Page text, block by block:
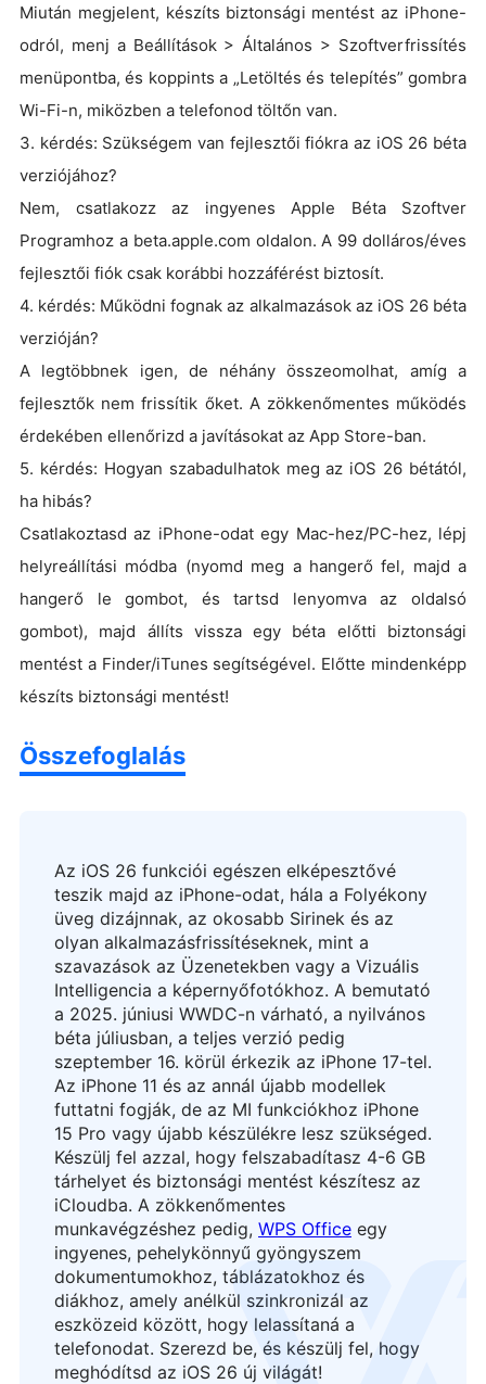
Miután megjelent, készíts biztonsági mentést az iPhone-
odról, menj a Beállítások > Általános > Szoftverfrissítés
menüpontba, és koppints a „Letöltés és telepítés” gombra
Wi-Fi-n, miközben a telefonod töltőn van.
3. kérdés: Szükségem van fejlesztői fiókra az iOS 26 béta
verziójához?
Nem, csatlakozz az ingyenes Apple Béta Szoftver
Programhoz a beta.apple.com oldalon. A 99 dolláros/éves
fejlesztői fiók csak korábbi hozzáférést biztosít.
4. kérdés: Működni fognak az alkalmazások az iOS 26 béta
verzióján?
A legtöbbnek igen, de néhány összeomolhat, amíg a
fejlesztők nem frissítik őket. A zökkenőmentes működés
érdekében ellenőrizd a javításokat az App Store-ban.
5. kérdés: Hogyan szabadulhatok meg az iOS 26 bétától,
ha hibás?
Csatlakoztasd az iPhone-odat egy Mac-hez/PC-hez, lépj
helyreállítási módba (nyomd meg a hangerő fel, majd a
hangerő le gombot, és tartsd lenyomva az oldalsó
gombot), majd állíts vissza egy béta előtti biztonsági
mentést a Finder/iTunes segítségével. Előtte mindenképp
készíts biztonsági mentést!
Összefoglalás
Az iOS 26 funkciói egészen elképesztővé
teszik majd az iPhone-odat, hála a Folyékony
üveg dizájnnak, az okosabb Sirinek és az
olyan alkalmazásfrissítéseknek, mint a
szavazások az Üzenetekben vagy a Vizuális
Intelligencia a képernyőfotókhoz. A bemutató
a 2025. júniusi WWDC-n várható, a nyilvános
béta júliusban, a teljes verzió pedig
szeptember 16. körül érkezik az iPhone 17-tel.
Az iPhone 11 és az annál újabb modellek
futtatni fogják, de az MI funkciókhoz iPhone
15 Pro vagy újabb készülékre lesz szükséged.
Készülj fel azzal, hogy felszabadítasz 4-6 GB
tárhelyet és biztonsági mentést készítesz az
iCloudba. A zökkenőmentes
munkavégzéshez pedig, WPS Office egy
ingyenes, pehelykönnyű gyöngyszem
dokumentumokhoz, táblázatokhoz és
diákhoz, amely anélkül szinkronizál az
eszközeid között, hogy lelassítaná a
telefonodat. Szerezd be, és készülj fel, hogy
meghódítsd az iOS 26 új világát!
logo